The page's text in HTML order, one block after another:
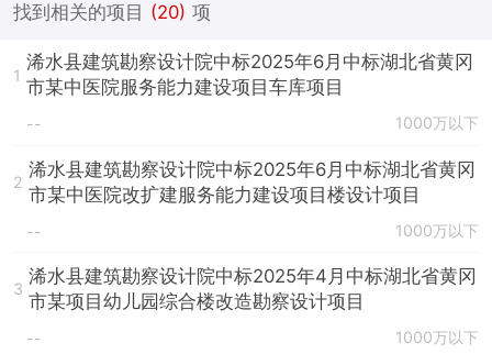
找到相关的项目 (20) 项
1
浠水县建筑勘察设计院中标2025年6月中标湖北省黄冈
市某中医院服务能力建设项目车库项目
-- 1000万以下
2
浠水县建筑勘察设计院中标2025年6月中标湖北省黄冈
市某中医院改扩建服务能力建设项目楼设计项目
-- 1000万以下
3
浠水县建筑勘察设计院中标2025年4月中标湖北省黄冈
市某项目幼儿园综合楼改造勘察设计项目
-- 1000万以下